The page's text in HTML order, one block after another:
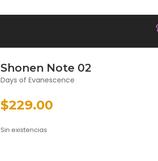
Shonen Note 02
Days of Evanescence
$229.00
Sin existencias